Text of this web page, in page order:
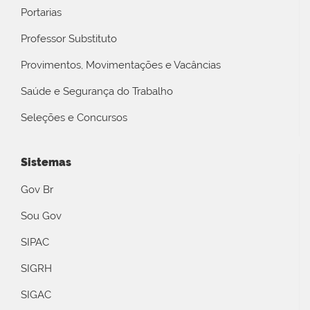
Portarias
Professor Substituto
Provimentos, Movimentações e Vacâncias
Saúde e Segurança do Trabalho
Seleções e Concursos
Sistemas
Gov Br
Sou Gov
SIPAC
SIGRH
SIGAC